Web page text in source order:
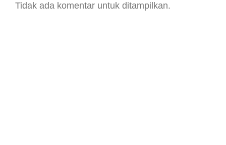
Tidak ada komentar untuk ditampilkan.